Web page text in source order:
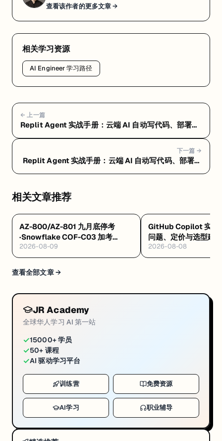
查看该作者的更多文章 →
相关学习资源
AI Engineer 学习路径
← 上一篇
Replit Agent 实战手册：云端 AI 自动写代码、部署一
下一篇 →
Replit Agent 实战手册：云端 AI 自动写代码、部署一
相关文章推荐
AZ-800/AZ-801 九月底停考
·Snowflake COF-C03 加考
Cortex AI·AWS 十万免费 AI 席
8/4 开训
2026-08-09
GitHub Copilot 实战
问题、定价与选型建议
2026-08-08
查看全部文章 →
JR Academy
全球华人学习 AI 第一站
✓15000+ 学员
✓50+ 课程
✓AI 驱动学习平台
训练营 免费资源
AI学习 职业辅导